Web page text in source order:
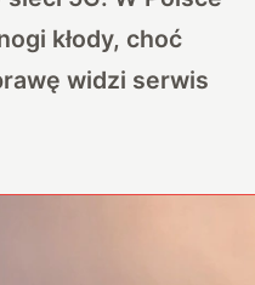
kłody, choć
widzi serwis